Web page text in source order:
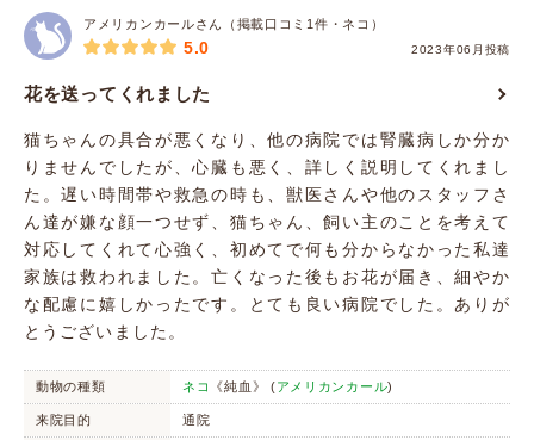
アメリカンカールさん（掲載口コミ1件・ネコ）
2023年06月投稿
5.0
花を送ってくれました
猫ちゃんの具合が悪くなり、他の病院では腎臓病しか分か
りませんでしたが、心臓も悪く、詳しく説明してくれまし
た。遅い時間帯や救急の時も、獣医さんや他のスタッフさ
ん達が嫌な顔一つせず、猫ちゃん、飼い主のことを考えて
対応してくれて心強く、初めてで何も分からなかった私達
家族は救われました。亡くなった後もお花が届き、細やか
な配慮に嬉しかったです。とても良い病院でした。ありが
とうございました。
動物の種類 ネコ 《純血》 (アメリカンカール)
来院目的 通院